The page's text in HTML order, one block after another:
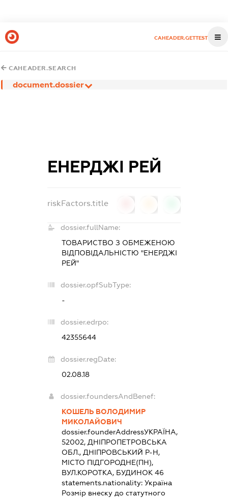
CAHEADER.GETTEST
CAHEADER.SEARCH
document.dossier
ЕНЕРДЖІ РЕЙ
riskFactors.title
dossier.fullName:
ТОВАРИСТВО З ОБМЕЖЕНОЮ
ВІДПОВІДАЛЬНІСТЮ "ЕНЕРДЖІ
РЕЙ"
dossier.opfSubType:
-
dossier.edrpo:
42355644
dossier.regDate:
02.08.18
dossier.foundersAndBenef:
КОШЕЛЬ ВОЛОДИМИР
МИКОЛАЙОВИЧ
dossier.founderAddressУКРАЇНА,
52002, ДНІПРОПЕТРОВСЬКА
ОБЛ., ДНІПРОВСЬКИЙ Р-Н,
МІСТО ПІДГОРОДНЕ(ПН),
ВУЛ.КОРОТКА, БУДИНОК 46
statements.nationality: Україна
Розмір внеску до статутного